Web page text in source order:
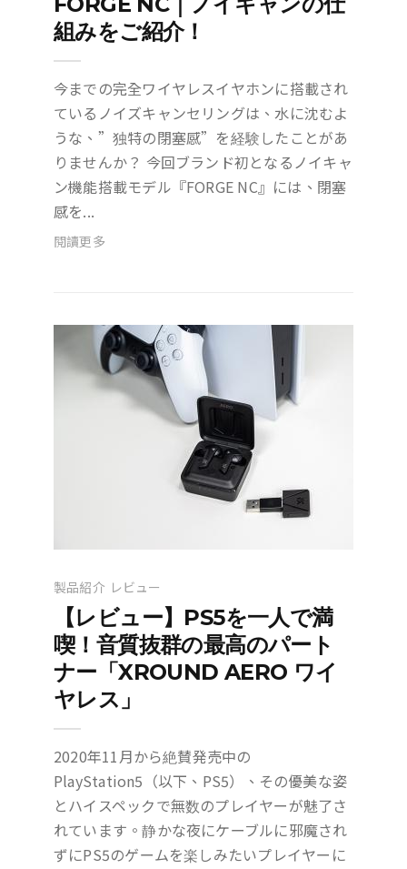
組みをご紹介！
今までの完全ワイヤレスイヤホンに搭載され
ているノイズキャンセリングは、水に沈むよ
うな、”独特の閉塞感”を経験したことがあ
りませんか？ 今回ブランド初となるノイキャ
ン機能搭載モデル『FORGE NC』には、閉塞
感を...
閱讀更多
製品紹介 レビュー
【レビュー】PS5を一人で満
喫！音質抜群の最高のパート
ナー「XROUND AERO ワイ
ヤレス」
2020年11月から絶賛発売中の
PlayStation5（以下、PS5）、その優美な姿
とハイスペックで無数のプレイヤーが魅了さ
れています。静かな夜にケーブルに邪魔され
ずにPS5のゲームを楽しみたいプレイヤーに